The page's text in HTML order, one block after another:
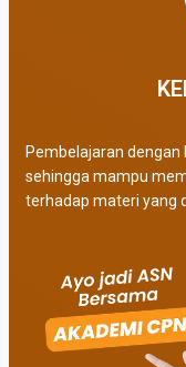
Pembelajaran
sehingga mampu
terhadap materi yang